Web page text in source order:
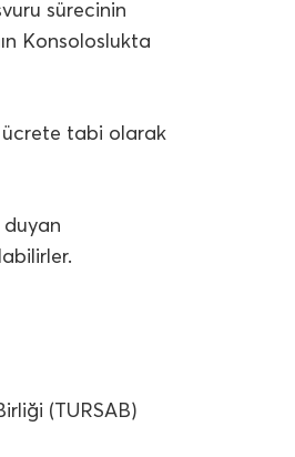
sürecinin
Konsoloslukta
ücrete tabi olarak
duyan
(TURSAB)